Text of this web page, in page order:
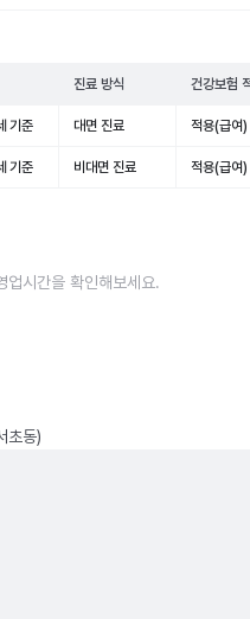
진료 방식 건강보험
기준 대면 진료 적용(급여)
기준 비대면 진료 적용(급여)
업시간을 확인해보세요.
초동)